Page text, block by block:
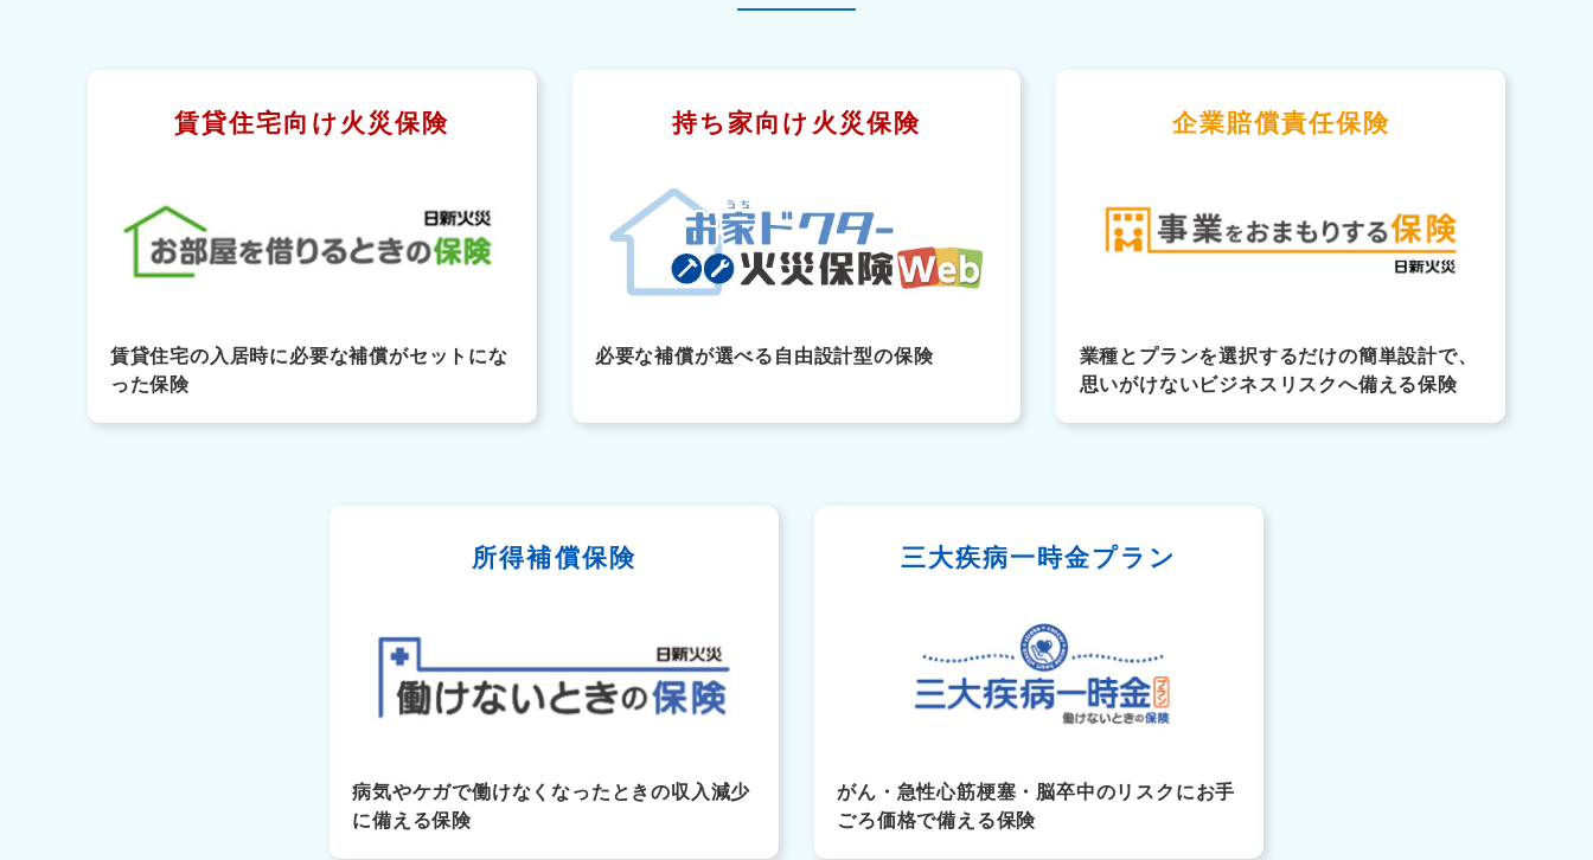
賃貸住宅向け火災保険
賃貸住宅の入居時に必要な補償がセットにな
った保険
持ち家向け火災保険
必要な補償が選べる自由設計型の保険
企業賠償責任保険
業種とプランを選択するだけの簡単設計で、
思いがけないビジネスリスクへ備える保険
所得補償保険
病気やケガで働けなくなったときの収入減少
に備える保険
三大疾病一時金プラン
がん・急性心筋梗塞・脳卒中のリスクにお手
ごろ価格で備える保険